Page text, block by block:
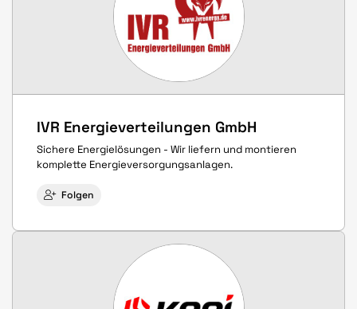
IVR Energieverteilungen GmbH
Sichere Energielösungen - Wir liefern und montieren
komplette Energieversorgungsanlagen.
Folgen